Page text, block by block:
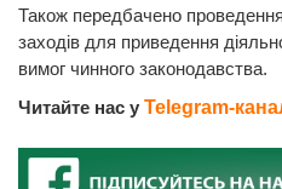
Також передбачено проведення
заходів для приведення
вимог чинного законодавства.
Читайте нас у Telegram-